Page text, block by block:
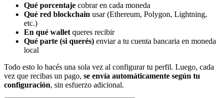
Qué porcentaje cobrar en cada moneda
Qué red blockchain usar (Ethereum, Polygon, Lightning,
etc.)
En qué wallet queres recibir
Qué parte (si querés) enviar a tu cuenta bancaria en moneda
local
Todo esto lo hacés una sola vez al configurar tu perfil. Luego, cada
vez que recibas un pago, se envía automáticamente según tu
configuración, sin esfuerzo adicional.